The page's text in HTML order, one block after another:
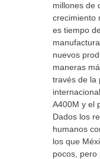
millones de
crecimiento
es tiempo
nuevos
maneras
través de la
A400M y el
Dados los
humanos
los que
pocos, pero